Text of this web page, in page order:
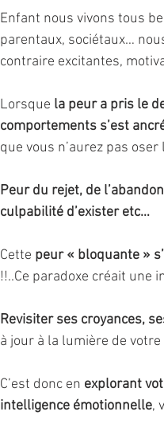
Enfant nous vivons tous
parentaux, sociétaux…
contraire excitantes,
Lorsque la peur a pris le
comportements s’est
que vous n’aurez pas
Peur du rejet, de
culpabilité d’exister etc…
Cette peur « bloquante »
!!..Ce paradoxe créait une
Revisiter ses croyances,
à jour à la lumière de
C’est donc en explorant
intelligence émotionnelle,